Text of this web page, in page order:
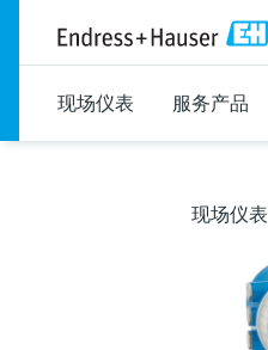
现场仪表 服务产品
现场仪表